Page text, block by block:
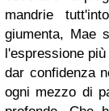
mandrie
giumenta, Mae
l'espressione
dar confidenza
ogni mezzo di